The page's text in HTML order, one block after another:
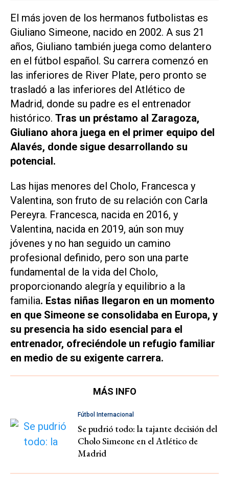
El más joven de los hermanos futbolistas es
Giuliano Simeone, nacido en 2002. A sus 21
años, Giuliano también juega como delantero
en el fútbol español. Su carrera comenzó en
las inferiores de River Plate, pero pronto se
trasladó a las inferiores del Atlético de
Madrid, donde su padre es el entrenador
histórico. Tras un préstamo al Zaragoza,
Giuliano ahora juega en el primer equipo del
Alavés, donde sigue desarrollando su
potencial.
Las hijas menores del Cholo, Francesca y
Valentina, son fruto de su relación con Carla
Pereyra. Francesca, nacida en 2016, y
Valentina, nacida en 2019, aún son muy
jóvenes y no han seguido un camino
profesional definido, pero son una parte
fundamental de la vida del Cholo,
proporcionando alegría y equilibrio a la
familia. Estas niñas llegaron en un momento
en que Simeone se consolidaba en Europa, y
su presencia ha sido esencial para el
entrenador, ofreciéndole un refugio familiar
en medio de su exigente carrera.
MÁS INFO
Fútbol Internacional
Se pudrió todo: la tajante decisión del
Cholo Simeone en el Atlético de
Madrid